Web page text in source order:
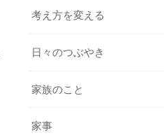
考え方を変える
日々のつぶやき
家族のこと
家事